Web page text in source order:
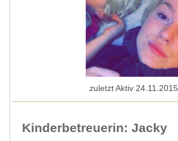
Kinderbetreuerin: Jacky
zuletzt Aktiv 24.11.2015